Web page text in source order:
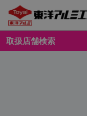
取扱店舗検索